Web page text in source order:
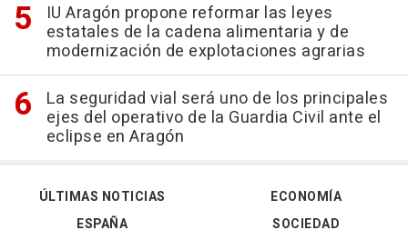
IU Aragón propone reformar las leyes
estatales de la cadena alimentaria y de
modernización de explotaciones agrarias
La seguridad vial será uno de los principales
ejes del operativo de la Guardia Civil ante el
eclipse en Aragón
ÚLTIMAS NOTICIAS
ESPAÑA
ECONOMÍA
SOCIEDAD